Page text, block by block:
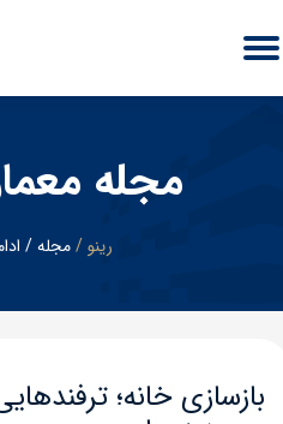
مجله
رینو/ ​مجله/
بازسازی خانه؛